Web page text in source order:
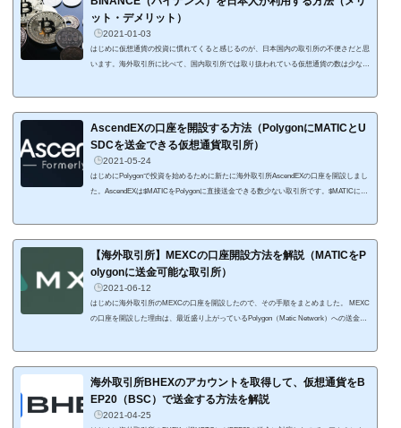
ット・デメリット）
2021-01-03
はじめに仮想通貨の投資に慣れてくると感じるのが、日本国内の取引所の不便さだと思
います。海外取引所に比べて、国内取引所では取り扱われている仮想通貨の数は少な
が魅力の取引所となっています。ただ、海外の取引所特有のメリットとデメリットをち
ゃんと把握して利用することが重要に...
AscendEXの口座を開設する方法（PolygonにMATICとU
SDCを送金できる仮想通貨取引所）
2021-05-24
はじめにPolygonで投資を始めるために新たに海外取引所AscendEXの口座を開設しまし
た。AscendEXは$MATICをPolygonに直接送金できる数少ない取引所です。$MATICに加
設する口座を開設するにはAscendEXのトップページ右上にある「Sign Up」から始めま
す。 Sign Up AscendEXの画面で...
【海外取引所】MEXCの口座開設方法を解説（MATICをP
olygonに送金可能な取引所）
2021-06-12
はじめに海外取引所のMEXCの口座を開設したので、その手順をまとめました。 MEXC
の口座を開設した理由は、最近盛り上がっているPolygon（Matic Network）への送金手
が原因なんでしょうねぇ。 Polygonへの送金はCEX（中央集権取引所）だと、AscendEX
がMTAICやUSDCの送金に対...
海外取引所BHEXのアカウントを取得して、仮想通貨をB
EP20（BSC）で送金する方法を解説
2021-04-25